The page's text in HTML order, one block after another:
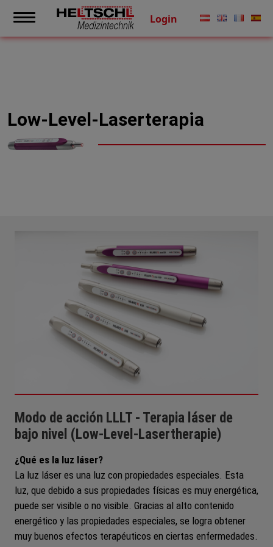
Login
Low-Level-Laserterapia
Modo de acción LLLT - Terapia láser de
bajo nivel (Low-Level-Lasertherapie)
¿Qué es la luz láser?
La luz láser es una luz con propiedades especiales. Esta
luz, que debido a sus propiedades físicas es muy energética,
puede ser visible o no visible. Gracias al alto contenido
energético y las propiedades especiales, se logra obtener
muy buenos efectos terapéuticos en ciertas enfermedades.